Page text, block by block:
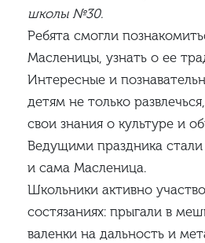
школы №30.
Ребята смогли
Масленицы, узнать о ее
Интересные и
детям не только
свои знания о культуре и
Ведущими праздника
и сама Масленица.
Школьники активно
состязаниях: прыгали в
валенки на дальность и